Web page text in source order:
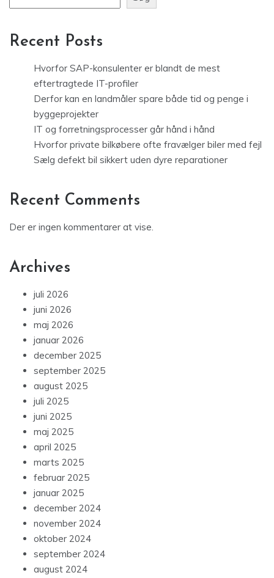
Recent Posts
Hvorfor SAP-konsulenter er blandt de mest
eftertragtede IT-profiler
Derfor kan en landmåler spare både tid og penge i
byggeprojekter
IT og forretningsprocesser går hånd i hånd
Hvorfor private bilkøbere ofte fravælger biler med fejl
Sælg defekt bil sikkert uden dyre reparationer
Recent Comments
Der er ingen kommentarer at vise.
Archives
juli 2026
juni 2026
maj 2026
januar 2026
december 2025
september 2025
august 2025
juli 2025
juni 2025
maj 2025
april 2025
marts 2025
februar 2025
januar 2025
december 2024
november 2024
oktober 2024
september 2024
august 2024